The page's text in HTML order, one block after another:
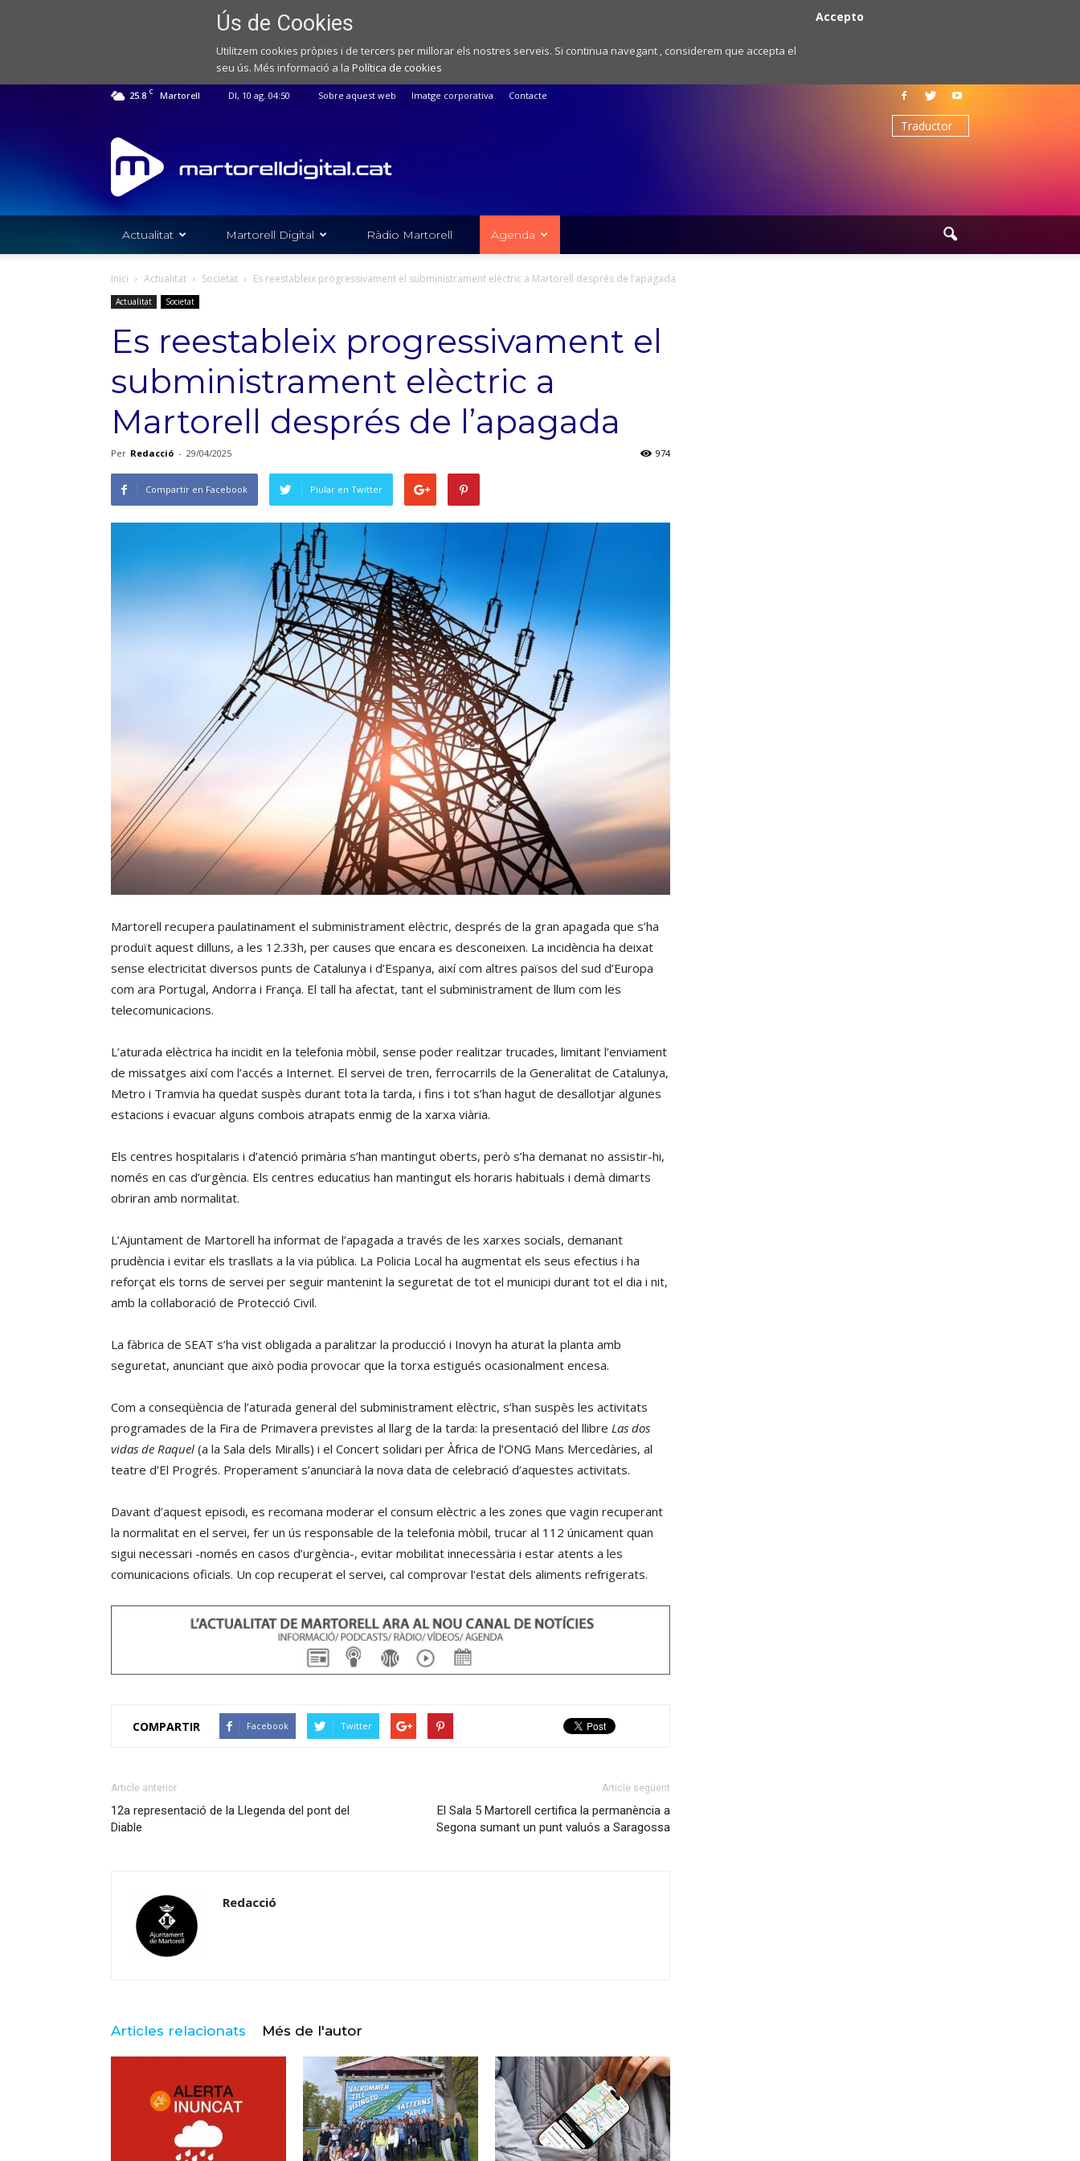
Ús de Cookies
Utilitzem cookies pròpies i de tercers per millorar els nostres serveis. Si continua navegant , considerem que accepta el
seu ús. Més informació a la Política de cookies
Accepto
25.8 C Martorell Dl, 10 ag. 04:50 Sobre aquest web Imatge corporativa Contacte
Web
de
notícies
de
l'Ajuntament
Martorell
Actualitat Martorell Digital Ràdio Martorell Agenda
Inici Actualitat Societat Es reestableix progressivament el subministrament elèctric a Martorell després de l’apagada
Actualitat Societat
Es reestableix progressivament el
subministrament elèctric a
Martorell després de l’apagada
Per Redacció - 29/04/2025 974
Compartir en Facebook Piular en Twitter
Martorell recupera paulatinament el subministrament elèctric, després de la gran apagada que s’ha
produït aquest dilluns, a les 12.33h, per causes que encara es desconeixen. La incidència ha deixat
sense electricitat diversos punts de Catalunya i d’Espanya, així com altres països del sud d’Europa
com ara Portugal, Andorra i França. El tall ha afectat, tant el subministrament de llum com les
telecomunicacions.
L’aturada elèctrica ha incidit en la telefonia mòbil, sense poder realitzar trucades, limitant l’enviament
de missatges així com l’accés a Internet. El servei de tren, ferrocarrils de la Generalitat de Catalunya,
Metro i Tramvia ha quedat suspès durant tota la tarda, i fins i tot s’han hagut de desallotjar algunes
estacions i evacuar alguns combois atrapats enmig de la xarxa viària.
Els centres hospitalaris i d’atenció primària s’han mantingut oberts, però s’ha demanat no assistir-hi,
només en cas d’urgència. Els centres educatius han mantingut els horaris habituals i demà dimarts
obriran amb normalitat.
L’Ajuntament de Martorell ha informat de l’apagada a través de les xarxes socials, demanant
prudència i evitar els trasllats a la via pública. La Policia Local ha augmentat els seus efectius i ha
reforçat els torns de servei per seguir mantenint la seguretat de tot el municipi durant tot el dia i nit,
amb la col·laboració de Protecció Civil.
La fàbrica de SEAT s’ha vist obligada a paralitzar la producció i Inovyn ha aturat la planta amb
seguretat, anunciant que això podia provocar que la torxa estigués ocasionalment encesa.
Com a conseqüència de l’aturada general del subministrament elèctric, s’han suspès les activitats
programades de la Fira de Primavera previstes al llarg de la tarda: la presentació del llibre Las dos
vidas de Raquel (a la Sala dels Miralls) i el Concert solidari per Àfrica de l’ONG Mans Mercedàries, al
teatre d’El Progrés. Properament s’anunciarà la nova data de celebració d’aquestes activitats.
Davant d’aquest episodi, es recomana moderar el consum elèctric a les zones que vagin recuperant
la normalitat en el servei, fer un ús responsable de la telefonia mòbil, trucar al 112 únicament quan
sigui necessari -només en casos d’urgència-, evitar mobilitat innecessària i estar atents a les
comunicacions oficials. Un cop recuperat el servei, cal comprovar l’estat dels aliments refrigerats.
COMPARTIR Facebook Twitter
Article anterior
12a representació de la Llegenda del pont del
Diable
Article següent
El Sala 5 Martorell certifica la permanència a
Segona sumant un punt valuós a Saragossa
Redacció
Articles relacionats Més de l'autor